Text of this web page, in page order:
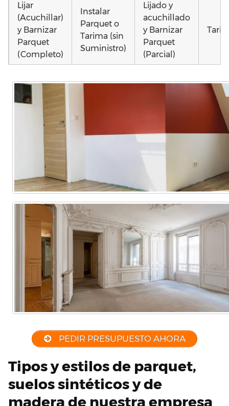
Lijar
(Acuchillar)
y Barnizar
Parquet
(Completo)
Instalar
Parquet o
Tarima (sin
Suministro)
Lijado y
acuchillado
y Barnizar
Parquet
(Parcial)
parquet o
Tarima
Comercial
Tarima
Vivienda
(Completa)
PEDIR PRESUPUESTO AHORA
Tipos y estilos de parquet,
suelos sintéticos y de
madera de nuestra empresa